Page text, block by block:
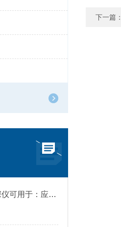
云境天合便携式测深仪可用于：应用于江河、湖泊、水库等水域的深度探测
下一篇